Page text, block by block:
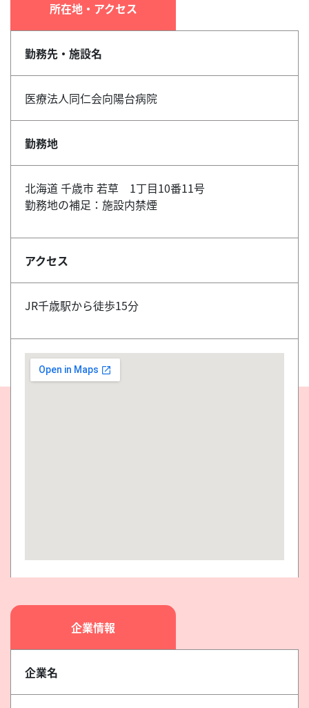
所在地・アクセス
勤務先・施設名
医療法人同仁会向陽台病院
勤務地
北海道 千歳市 若草 1丁目10番11号
勤務地の補足：施設内禁煙
アクセス
JR千歳駅から徒歩15分
企業情報
企業名